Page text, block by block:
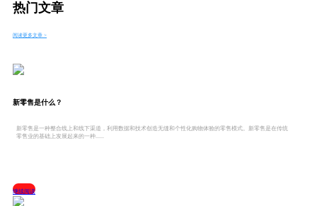
热门文章
阅读更多文章 >
新零售是什么？
新零售是一种整合线上和线下渠道，利用数据和技术创造无缝和个性化购物体验的零售模式。新零售是在传统
零售业的基础上发展起来的一种......
继续阅读